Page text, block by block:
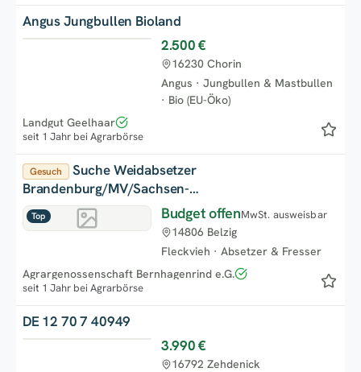
Angus Jungbullen Bioland
2.500 €
Angus · Jungbullen & Mastbullen
· Bio (EU-Öko)
16230 Chorin
Landgut Geelhaar
seit 1 Jahr bei Agrarbörse
Top
Gesuch
Suche Weidabsetzer
Brandenburg/MV/Sachsen-
Anhalt/Sachsen/ThüringenBudget offenMwSt. ausweisbar
Fleckvieh · Absetzer & Fresser
14806 Belzig
Agrargenossenschaft Bernhagenrind e.G.
seit 1 Jahr bei Agrarbörse
DE 12 70 7 40949
3.990 €
16792 Zehdenick